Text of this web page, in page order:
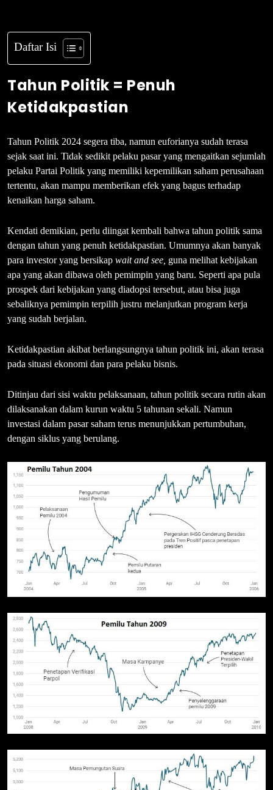
Daftar Isi
Tahun Politik = Penuh
Ketidakpastian
Tahun Politik 2024 segera tiba, namun euforianya sudah terasa
sejak saat ini. Tidak sedikit pelaku pasar yang mengaitkan sejumlah
pelaku Partai Politik yang memiliki kepemilikan saham perusahaan
tertentu, akan mampu memberikan efek yang bagus terhadap
kenaikan harga saham.
Kendati demikian, perlu diingat kembali bahwa tahun politik sama
dengan tahun yang penuh ketidakpastian. Umumnya akan banyak
para investor yang bersikap wait and see, guna melihat kebijakan
apa yang akan dibawa oleh pemimpin yang baru. Seperti apa pula
prospek dari kebijakan yang diadopsi tersebut, atau bisa juga
sebaliknya pemimpin terpilih justru melanjutkan program kerja
yang sudah berjalan.
Ketidakpastian akibat berlangsungnya tahun politik ini, akan terasa
pada situasi ekonomi dan para pelaku bisnis.
Ditinjau dari sisi waktu pelaksanaan, tahun politik secara rutin akan
dilaksanakan dalam kurun waktu 5 tahunan sekali. Namun
investasi dalam pasar saham terus menunjukkan pertumbuhan,
dengan siklus yang berulang.